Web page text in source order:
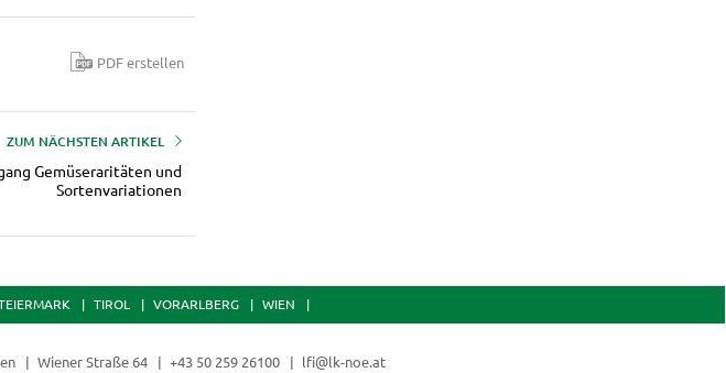
PDF erstellen
ZUM NÄCHSTEN ARTIKEL
Gemüseraritäten und
Sortenvariationen
TIROL VORARLBERG WIEN
Wiener Straße 64 +43 50 259 26100 lfi@lk-noe.at